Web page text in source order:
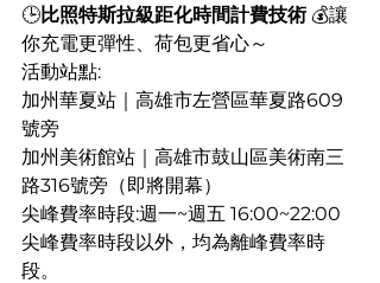
🕒比照特斯拉級距化時間計費技術 💰讓
你充電更彈性、荷包更省心～
活動站點:
加州華夏站｜高雄市左營區華夏路609
號旁
加州美術館站｜高雄市鼓山區美術南三
路316號旁（即將開幕）
尖峰費率時段:週一~週五 16:00~22:00
尖峰費率時段以外，均為離峰費率時
段。